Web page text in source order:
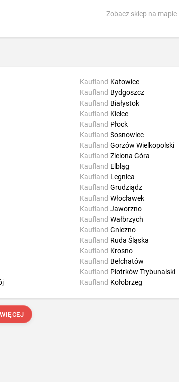
Zobacz sklep na mapie
Kaufland Katowice
Kaufland Bydgoszcz
Kaufland Białystok
Kaufland Kielce
Kaufland Płock
Kaufland Sosnowiec
Kaufland Gorzów Wielkopolski
Kaufland Zielona Góra
Kaufland Elbląg
Kaufland Legnica
Kaufland Grudziądz
Kaufland Włocławek
Kaufland Jaworzno
Kaufland Wałbrzych
Kaufland Gniezno
Kaufland Ruda Śląska
Kaufland Krosno
Kaufland Bełchatów
Kaufland Piotrków Trybunalski
Kaufland Kołobrzeg